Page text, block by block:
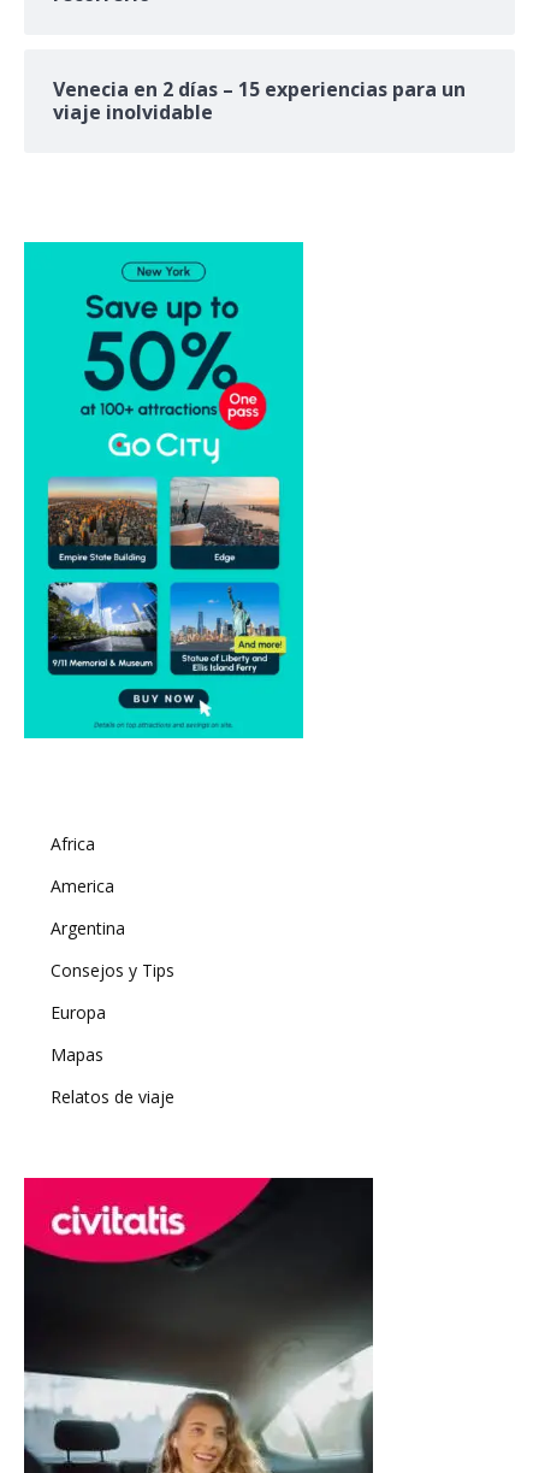
Venecia en 2 días – 15 experiencias para un
viaje inolvidable
Africa
America
Argentina
Consejos y Tips
Europa
Mapas
Relatos de viaje